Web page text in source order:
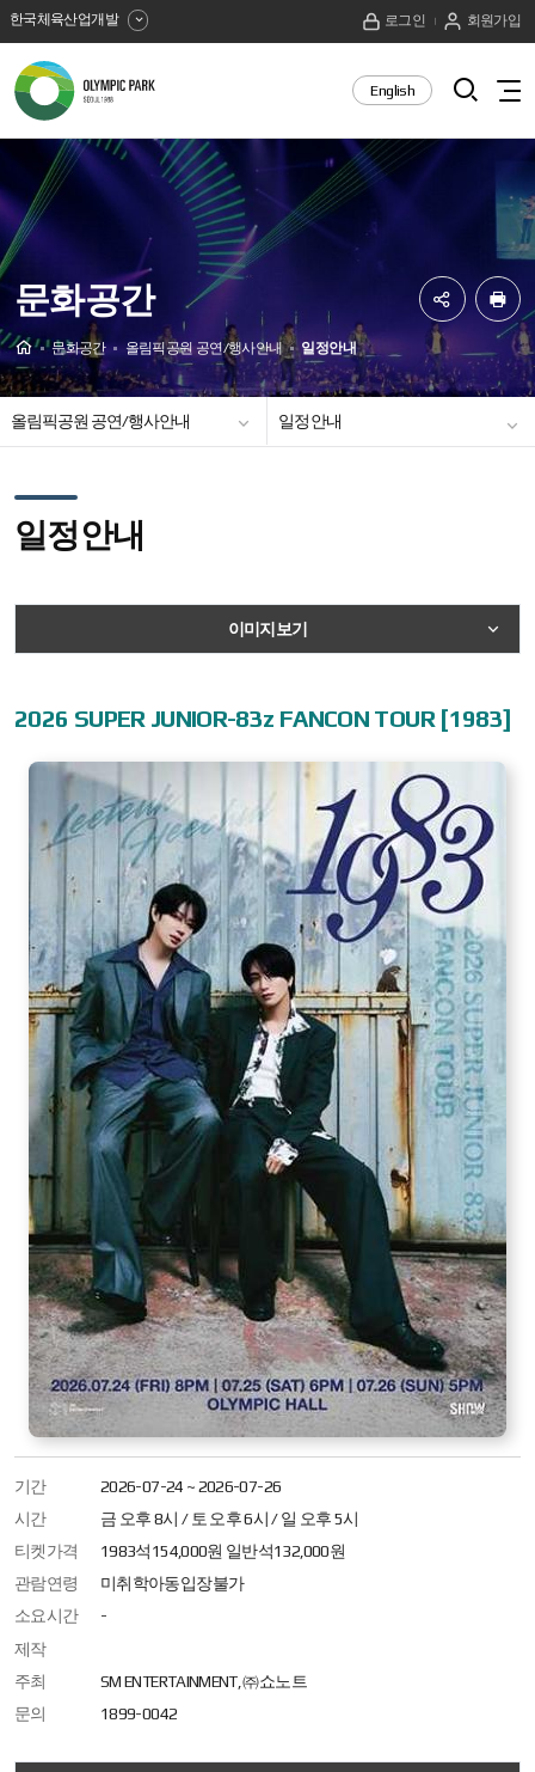
한국체육산업개발 로그인 회원가입
올
림
픽
공
원
English
기
전
메
기
문화공간
Home문화공간 올림픽공원 공연/행사안내 일정안내
SNS
공
유
프
린
트
기
올림픽공원 공연/행사안내
일정안내
일정안내
이미지보기
2026 SUPER JUNIOR-83z FANCON TOUR [1983]
기간
2026-07-24 ~ 2026-07-26
시간
금 오후 8시 / 토 오후 6시 / 일 오후 5시
티켓가격
1983석154,000원 일반석132,000원
관람연령
미취학아동입장불가
소요시간
-
제작
주최
SM ENTERTAINMENT, ㈜쇼노트
문의
1899-0042